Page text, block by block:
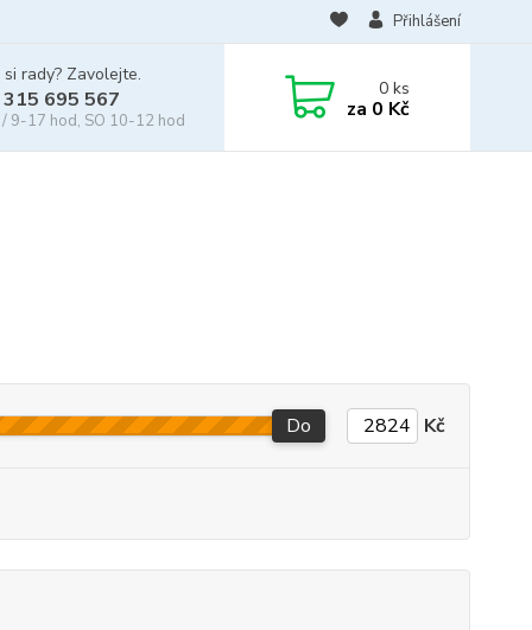
Přihlášení
rady? Zavolejte.
695 567
/ 9-17 hod, SO 10-12 hod
0ks
za 0 Kč
Do Kč